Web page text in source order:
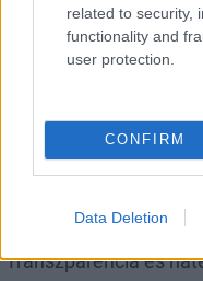
related to security,
functionality and
user protection.
CONFIRM
Data Deletion
Transzparencia és